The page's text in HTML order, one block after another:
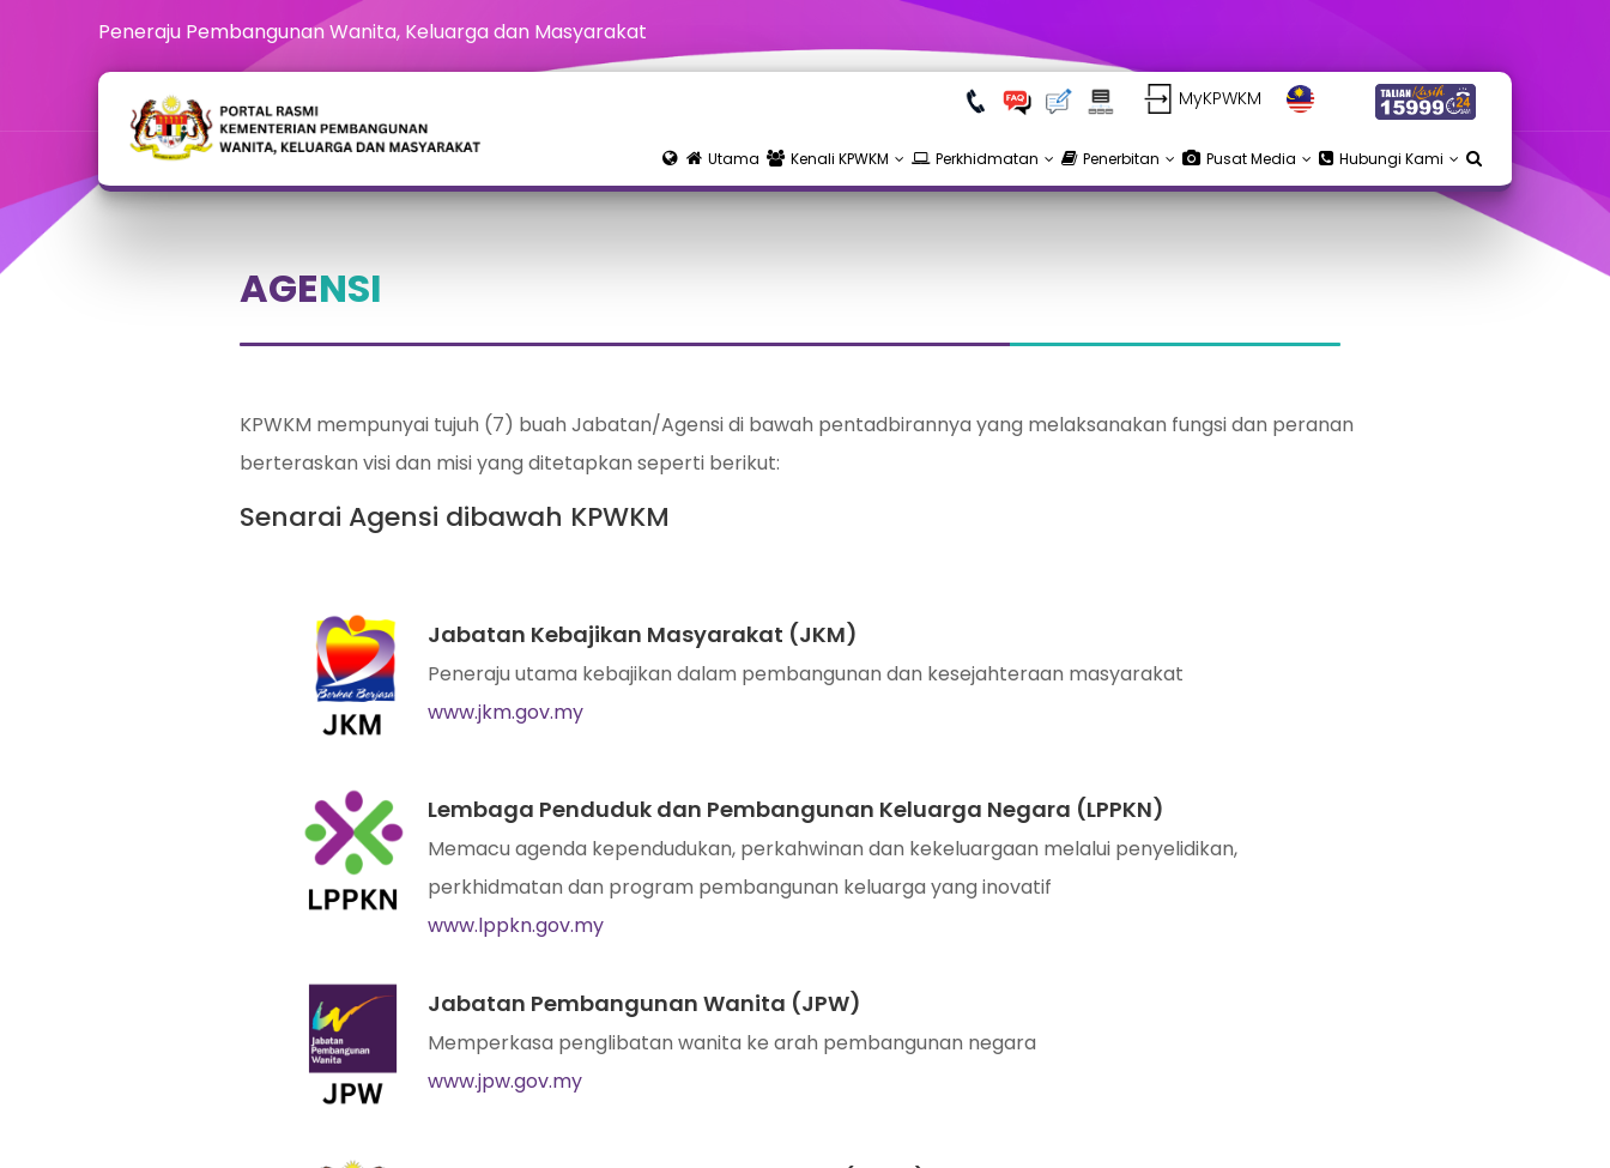
Peneraju Pembangunan Wanita, Keluarga dan Masyarakat
Utama Kenali KPWKM Perkhidmatan Penerbitan Pusat Media Hubungi Kami
MyKPWKM
AGENSI
KPWKM mempunyai tujuh (7) buah Jabatan/Agensi di bawah pentadbirannya yang melaksanakan fungsi dan peranan
berteraskan visi dan misi yang ditetapkan seperti berikut:
Senarai Agensi dibawah KPWKM
Jabatan Kebajikan Masyarakat (JKM)
Peneraju utama kebajikan dalam pembangunan dan kesejahteraan masyarakat
www.jkm.gov.my
Lembaga Penduduk dan Pembangunan Keluarga Negara (LPPKN)
Memacu agenda kependudukan, perkahwinan dan kekeluargaan melalui penyelidikan,
perkhidmatan dan program pembangunan keluarga yang inovatif
www.lppkn.gov.my
Jabatan Pembangunan Wanita (JPW)
Memperkasa penglibatan wanita ke arah pembangunan negara
www.jpw.gov.my